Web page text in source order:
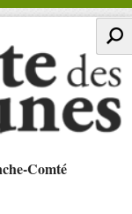
Comté